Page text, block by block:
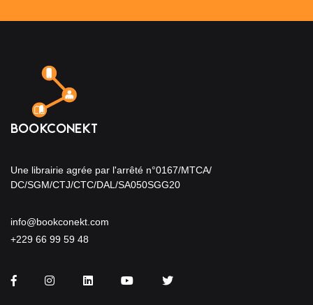
Une librairie agrée par l'arrêté n°0167/MTCA/
DC/SGM/CTJ/CTC/DAL/SA050SGG20
info@bookconekt.com
+229 66 99 59 48
FacebookInstagramLinkedInYou TubeTwitter